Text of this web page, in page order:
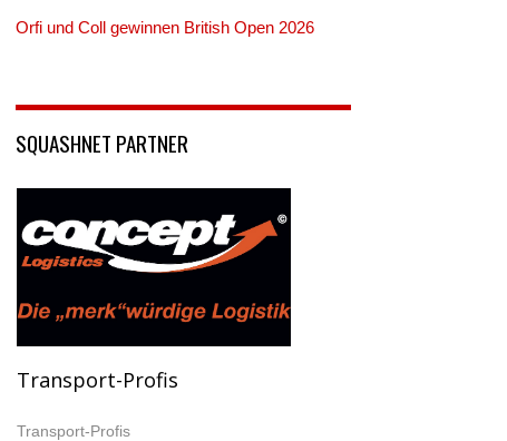
Orfi und Coll gewinnen British Open 2026
SQUASHNET PARTNER
Transport-Profis
Transport-Profis